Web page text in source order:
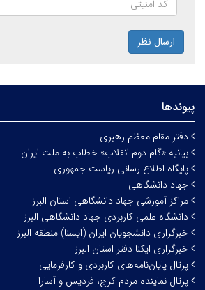
ارسال نظر
پیوندها
دفتر مقام معظم رهبری
بیانیه «گام دوم انقلاب» خطاب به ملت ایران
پایگاه اطلاع رسانی ریاست جمهوری
جهاد دانشگاهی
مراکز آموزشی جهاد دانشگاهی استان البرز
دانشگاه علمی کاربردی جهاد دانشگاهی البرز
خبرگزاری دانشجویان ایران (ایسنا) منطقه البرز
خبرگزاری ایکنا دفتر استان البرز
پرتال پایان‌نامه‌های کاربردی و کارفرمایی
پرتال نماینده مردم کرج، فردیس و آسارا